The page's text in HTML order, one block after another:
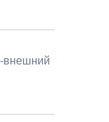
внешний